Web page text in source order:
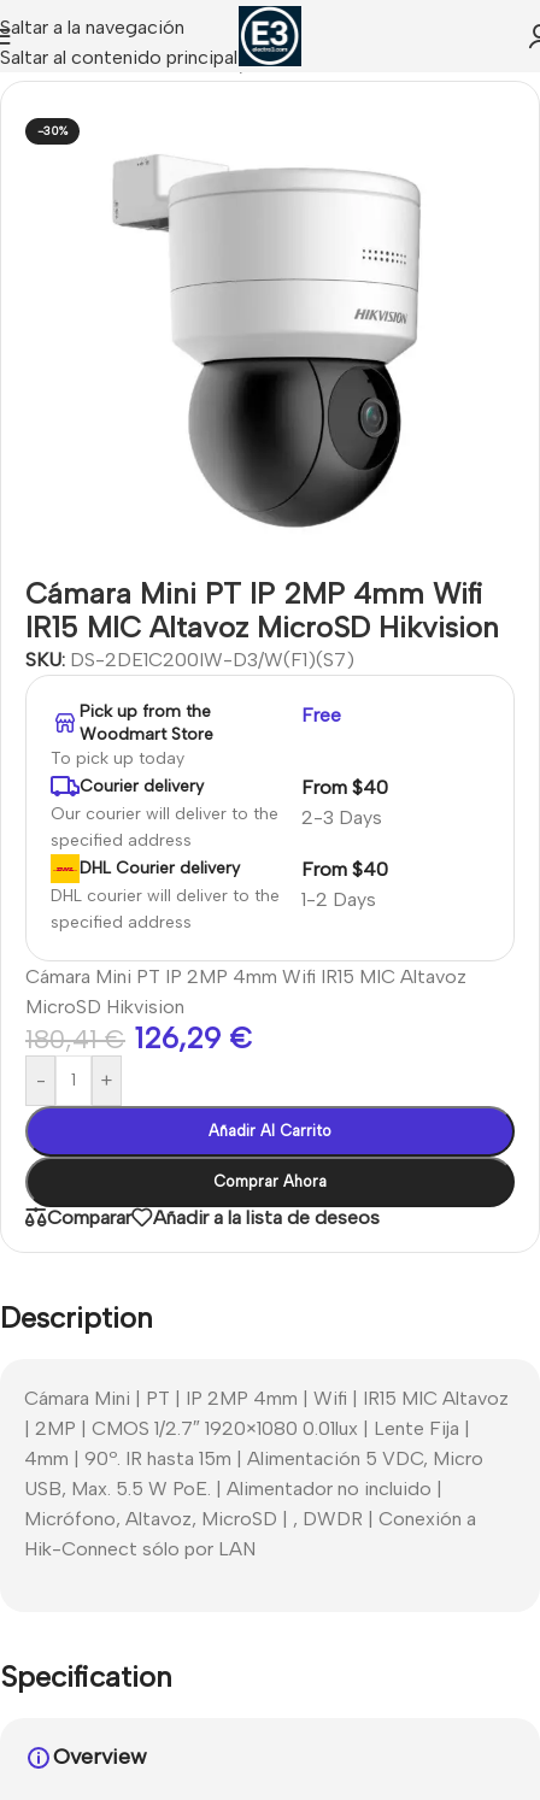
Saltar a la navegación
Saltar al contenido principal
Domo Motorizadas IP/Motorizadas IP HIKVISION
-30%
Cámara Mini PT IP 2MP 4mm Wifi
IR15 MIC Altavoz MicroSD Hikvision
SKU: DS-2DE1C200IW-D3/W(F1)(S7)
Pick up from the
Woodmart Store
To pick up today
Free
Courier delivery
Our courier will deliver to the
specified address
2-3 Days
From $40
DHL Courier delivery
DHL courier will deliver to the
specified address
1-2 Days
From $40
Cámara Mini PT IP 2MP 4mm Wifi IR15 MIC Altavoz
MicroSD Hikvision
180,41€ 126,29 €
- +
Añadir Al Carrito
Comprar Ahora
Comparar Añadir a la lista de deseos
Description
Cámara Mini | PT | IP 2MP 4mm | Wifi | IR15 MIC Altavoz
| 2MP | CMOS 1/2.7″ 1920×1080 0.01lux | Lente Fija |
4mm | 90º. IR hasta 15m | Alimentación 5 VDC, Micro
USB, Max. 5.5 W PoE. | Alimentador no incluido |
Micrófono, Altavoz, MicroSD | , DWDR | Conexión a
Hik-Connect sólo por LAN
Specification
Overview